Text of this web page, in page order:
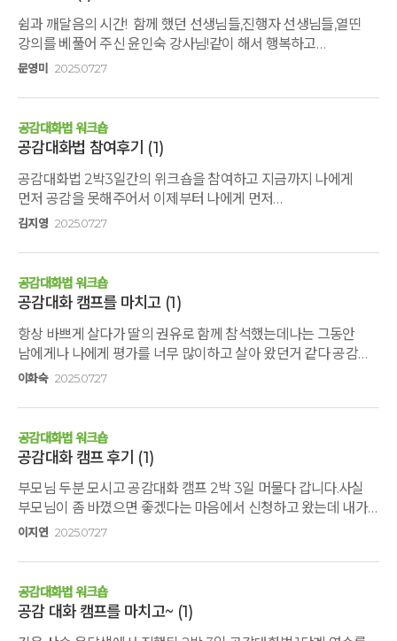
하루 3끼의 건강한 밥상과 늘 세심한 배려로 수강생들을 잘
보살펴주신 아침지기 스텝분들께도 진심으로 감사드립니다.
쉼과 깨달음의 시간! 함께 했던 선생님들,진행자 선생님들,열띤
강의를 베풀어 주신 윤인숙 강사님!같이 해서 행복하고
감사했습니다^^
문영미 2025.07.27
공감대화법 워크숍
공감대화법 참여후기 (1)
공감대화법 2박3일간의 위크숍을 참여하고 지금까지 나에게
먼저 공감을 못해주어서 이제부터 나에게 먼저
해주어야겠다 여기서 배운 공감대화법을 연습해서 잘 활용했으면
사랑해야 겠다. 공감대화법 프로그램 과정에서 같이 참여한 모든
분들께 감사드립니다^^
김지영 2025.07.27
공감대화법 워크숍
공감대화 캠프를 마치고 (1)
항상 바쁘게 살다가 딸의 권유로 함께 참석했는데나는 그동안
남에게나 나에게 평가를 너무 많이하고 살아 왔던거 같다 공감
대화법을 배우고 나니 앞으로는 아니 대신에 그래 그런데 대신에
대화 방법으로 더 기린의 마음으로 살아야겠다... 너무 힐링되고
즐거운 시간이었다
이화숙 2025.07.27
공감대화법 워크숍
공감대화 캠프 후기 (1)
부모님 두분 모시고 공감대화 캠프 2박 3일 머물다 갑니다.사실
부모님이 좀 바꼈으면 좋겠다는 마음에서 신청하고 왔는데 내가
나한테 하는 대화법 변화에 에너지를 집중하는 게 가장
벗어난 여유로움을 경험하셔서 좋다고하시니 만족스럽습니다.
다음에 또 좋은 기회로 또 올게요!! 좋은 프로그램 좋은 장소 좋은
사람들 모두 감사합니다: )
이지연 2025.07.27
공감대화법 워크숍
공감 대화 캠프를 마치고~ (1)